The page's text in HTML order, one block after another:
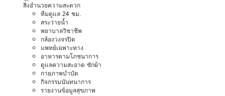
สิ่งอำนวยความสะดวก
ทีมดูแล 24 ชม.
สระว่ายน้ำ
พยาบาลวิชาชีพ
กล้องวงจรปิด
แพทย์เฉพาะทาง
อาหารตามโภชนาการ
ดูแลความสะอาด ซักผ้า
กายภาพบำบัด
กิจกรรมนันทนาการ
รายงานข้อมูลสุขภาพ